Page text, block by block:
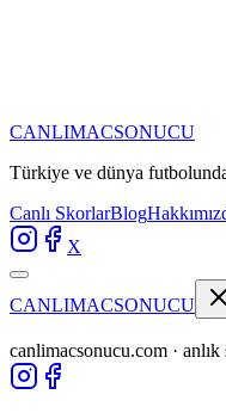
CANLIMACSONUCU
Türkiye ve dünya
Canlı SkorlarBlog
X
CANLIMACSONUCU
canlimacsonucu.com · anlık